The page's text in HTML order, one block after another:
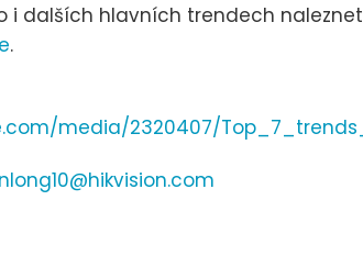
i dalších hlavních trendech
.
media/2320407/